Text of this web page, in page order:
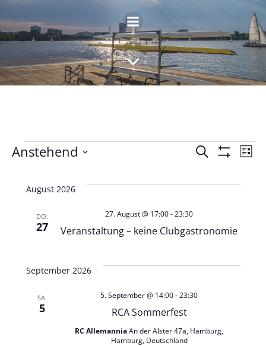
Zum
Inhalt
springen
Veranstaltungen
V
e
r
a
n
s
t
Suche
V
Liste
Anstehend
wählen.
August 2026
DO.
27 Veranstaltung – keine Clubgastronomie
27. August @ 17:00-23:30
September 2026
SA.
5 RCA Sommerfest
5. September @ 14:00-23:30
RC AllemanniaAn der Alster 47a, Hamburg,
Hamburg, Deutschland